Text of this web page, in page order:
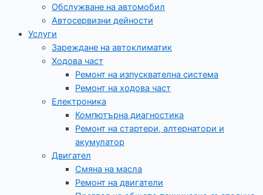
Обслужване на автомобил
Автосервизни дейности
Услуги
Зареждане на автоклиматик
Ходова част
Ремонт на изпусквателна система
Ремонт на ходова част
Електроника
Компютърна диагностика
Ремонт на стартери, алтернатори и
акумулатор
Двигател
Смяна на масла
Ремонт на двигатели